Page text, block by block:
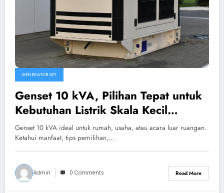
GENERATOR SET
Genset 10 kVA, Pilihan Tepat untuk
Kebutuhan Listrik Skala Kecil
Hingga Menengah
Genset 10 kVA ideal untuk rumah, usaha, atau acara luar ruangan.
Ketahui manfaat, tips pemilihan,…
Admin 0 Comments Read More